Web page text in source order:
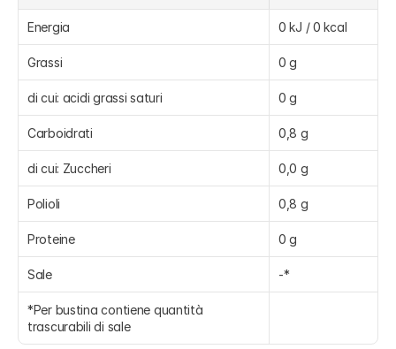
Energia 0 kJ / 0 kcal
Grassi 0 g
di cui: acidi grassi saturi 0 g
Carboidrati 0,8 g
di cui: Zuccheri 0,0 g
Polioli 0,8 g
Proteine 0 g
Sale -*
*Per bustina contiene quantità
trascurabili di sale